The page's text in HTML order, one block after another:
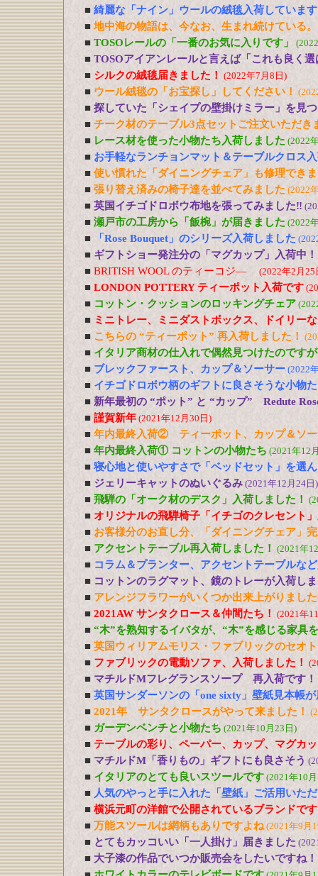
■ 綺麗な「ナイン」ウールの絨毯入荷しています
■ 地中海の物語は、今なお、生まれ続けている
■ TOSOレールの「一番のお気に入りです」
■ TOSOアイアンレールと言えば「これも良く
■ シルクの絨毯届きました！ (2022年7月8日)
■ ウール絨毯の「お宝探し」してください！
■ 探していた「シェイプの壁掛けミラー」を見
■ チーク材のテーブル3点セットご注文いただき
■ レース材を使った小物たち入荷しました (2022
■ お手軽なランチョンマット＆テーブルクロス
■ 使い慣れた「ダイニングチェア」も修理でき
■ 張り替え済みの椅子達を並べてみました (2022
■ 英国イチゴドロボウ布地を張ってみました‼
■ 瀬戸市の工房から「飯椀」が届きました (2022
■ 「Rose Bouquet」のシリーズ入荷しました
■ ギフトショー発注分の「マグカップ」入荷中！
■ BRITISH WOOL のティーコジ― (2022年2月25
■ LONDON POTTERY ティーポット入荷です
■ コットン・クッションのロッキングチェア
■ ミニトレー、ミニダストボックス、ドイリー
■ こちらの “ティーポット” 再入荷しました！
■ イタリア商材の仕入れで偶然見つけたのです
■ ブレックファースト、カップ＆ソーサー (2022
■ イチゴドロボウ柄のギフトに良さそうな小物
■ 新年最初の “ポット” と “カップ” Redute
■ 謹賀新年 (2021年12月30日)
■ 年内最終入荷② ティーポット、カップ＆ソー
■ 年内最終入荷① コットンの小物たち (2021年12
■ 寝心地と使いやすさで「ベッドセット」を選
■ ジェリーキャットのぬいぐるみ (2021年12月24日)
■ 飛騨の「オーク材のデスク」入荷しました！
■ オリジナルの飛騨椅子「イチゴのクレセント
■ お客様分のお直し分、「ダイニングチェア」
■ アクセントテーブル再入荷しました！ (2021年
■ コラム＆プランター、アクセントテーブルな
■ コットンのラグマット、鏡のトレーが入荷し
■ アレンジフラワーがいくつか出来上がりまし
■ 2021AW サンタクロース＆仲間たち！ (2021年
■ “木”を熟知するイバタが、“木”を感じる家具
■ 英国ウィリアムモリス・ファブリックのセオ
■ ファブリックの電動ソファ、入荷しました！
■ マチルドMフレグランスソープ 再入荷です！
■ 英国サンダーソンの「one sixty」壁紙見本帳
■ 2021年 サンタクロースがやって来ました！
■ ガーデンベンチと小物たち (2021年10月23日)
■ テーブルの彩り、ペーパー、カップ、マグカ
■ マチルドM「香りもの」ギフトにも良さそう
■ イタリアのとても良いスツールです (2021年10
■ 人気のやっと手に入れた「壁紙」ご活用いた
■ 横浜元町の洋館で公開されているブランドで
■ 万能スツールは網柄もありですよね(2021年9月
■ とてもカッコいい「一人掛け」届きました
■ 大子漆の作品でいつか販売会をしたいですね！